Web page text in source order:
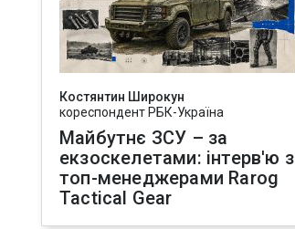
Костянтин Широкун
кореспондент РБК-Україна
Майбутнє ЗСУ – за
екзоскелетами: інтерв'ю з
топ-менеджерами Rarog
Tactical Gear